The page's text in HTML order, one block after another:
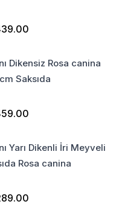
Dikensiz Rosa canina
Saksıda
Yarı Dikenli İri Meyveli
Rosa canina